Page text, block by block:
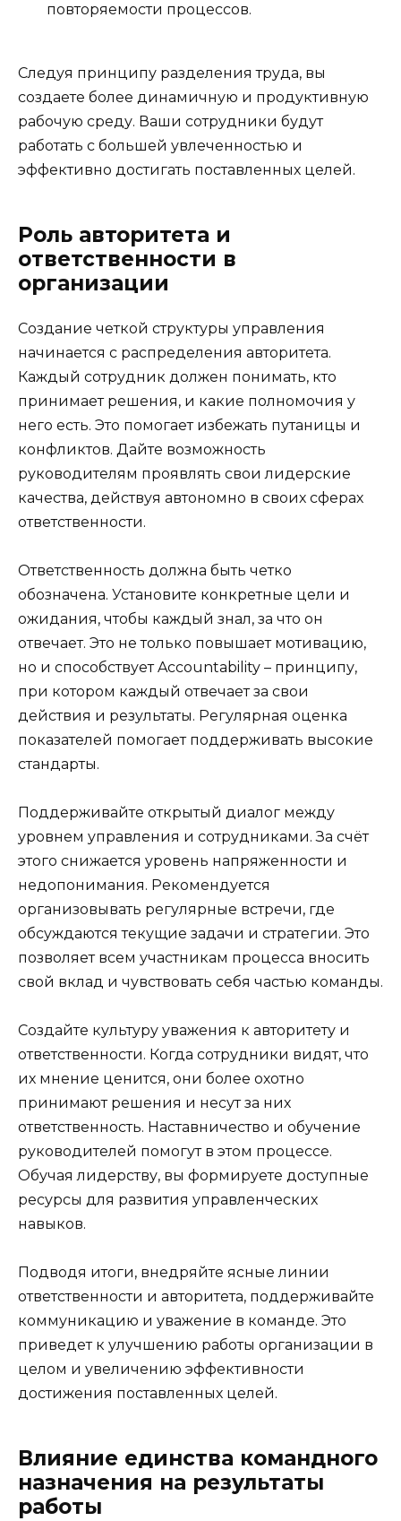
повторяемости процессов.
Следуя принципу разделения труда, вы
создаете более динамичную и продуктивную
рабочую среду. Ваши сотрудники будут
работать с большей увлеченностью и
эффективно достигать поставленных целей.
Роль авторитета и
ответственности в
организации
Создание четкой структуры управления
начинается с распределения авторитета.
Каждый сотрудник должен понимать, кто
принимает решения, и какие полномочия у
него есть. Это помогает избежать путаницы и
конфликтов. Дайте возможность
руководителям проявлять свои лидерские
качества, действуя автономно в своих сферах
ответственности.
Ответственность должна быть четко
обозначена. Установите конкретные цели и
ожидания, чтобы каждый знал, за что он
отвечает. Это не только повышает мотивацию,
но и способствует Accountability – принципу,
при котором каждый отвечает за свои
действия и результаты. Регулярная оценка
показателей помогает поддерживать высокие
стандарты.
Поддерживайте открытый диалог между
уровнем управления и сотрудниками. За счёт
этого снижается уровень напряженности и
недопонимания. Рекомендуется
организовывать регулярные встречи, где
обсуждаются текущие задачи и стратегии. Это
позволяет всем участникам процесса вносить
свой вклад и чувствовать себя частью команды.
Создайте культуру уважения к авторитету и
ответственности. Когда сотрудники видят, что
их мнение ценится, они более охотно
принимают решения и несут за них
ответственность. Наставничество и обучение
руководителей помогут в этом процессе.
Обучая лидерству, вы формируете доступные
ресурсы для развития управленческих
навыков.
Подводя итоги, внедряйте ясные линии
ответственности и авторитета, поддерживайте
коммуникацию и уважение в команде. Это
приведет к улучшению работы организации в
целом и увеличению эффективности
достижения поставленных целей.
Влияние единства командного
назначения на результаты
работы